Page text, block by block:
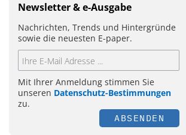
Newsletter & e-Ausgabe
Nachrichten, Trends und Hintergründe
sowie die neuesten E-paper.
Mit Ihrer Anmeldung stimmen Sie
unseren Datenschutz-Bestimmungen
zu.
ABSENDEN